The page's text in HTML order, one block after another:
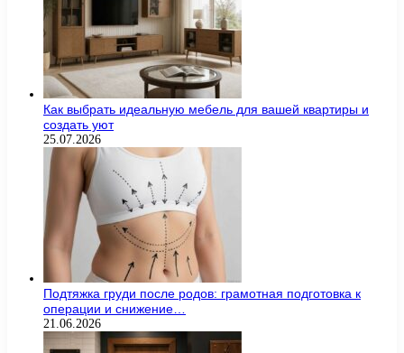
Как выбрать идеальную мебель для вашей квартиры и
создать уют
25.07.2026
Подтяжка груди после родов: грамотная подготовка к
операции и снижение…
21.06.2026